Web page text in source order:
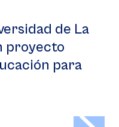
de La
proyecto
para